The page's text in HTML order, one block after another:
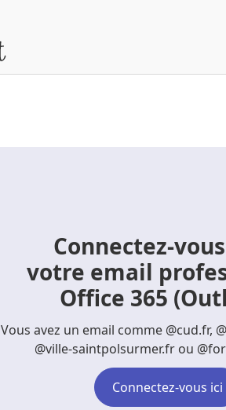
Connectez-
votre email
Office 365
Vous avez un email comme @cud.fr,
@ville-saintpolsurmer.fr ou
Connectez-vous ici